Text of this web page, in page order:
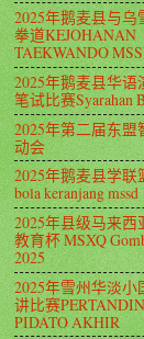
2025年鹅麦县与乌
拳道KEJOHANAN
TAEKWANDO
2025年鹅麦县华语
笔试比赛Syarahan
2025年第二届东盟
动会
2025年鹅麦县学联
bola keranjang mssd
2025年县级马来西
教育杯 MSXQ
2025
2025年雪州华淡小
讲比赛
PIDATO AKHIR